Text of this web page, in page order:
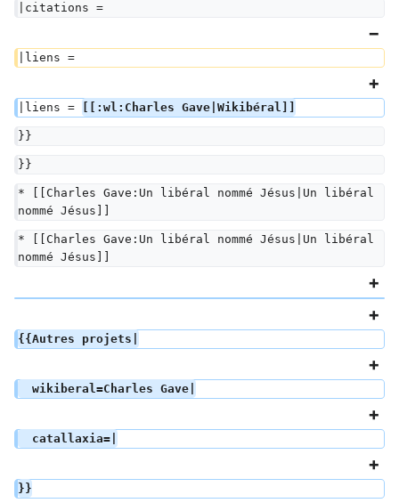
|citations =
|liens =
|liens = [[:wl:Charles Gave|Wikibéral]]
}}
}}
* [[Charles Gave:Un libéral nommé Jésus|Un libéral
nommé Jésus]]
* [[Charles Gave:Un libéral nommé Jésus|Un libéral
nommé Jésus]]
{{Autres projets|
wikiberal=Charles Gave|
catallaxia=|
}}